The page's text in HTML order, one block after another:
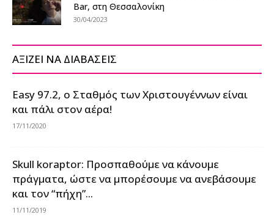
Bar, στη Θεσσαλονίκη
30/04/2023
ΑΞΙΖΕΙ ΝΑ ΔΙΑΒΑΣΕΙΣ
Easy 97.2, ο Σταθμός των Χριστουγέννων είναι
και πάλι στον αέρα!
17/11/2020
Skull koraptor: Προσπαθούμε να κάνουμε
πράγματα, ώστε να μπορέσουμε να ανεβάσουμε
και τον “πήχη”...
11/11/2019